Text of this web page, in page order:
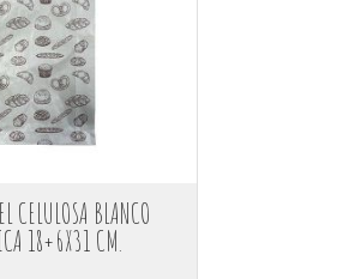
CELULOSA BLANCO
18+6X31 CM.